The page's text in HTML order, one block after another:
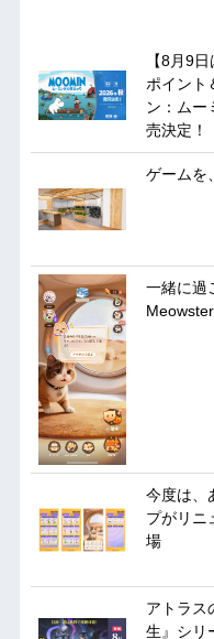
【8月9
ポイント
ン：ムー
売決定！
ゲームを
一緒に過
今度は、
プがリニ
場
アトラス
生』シリ